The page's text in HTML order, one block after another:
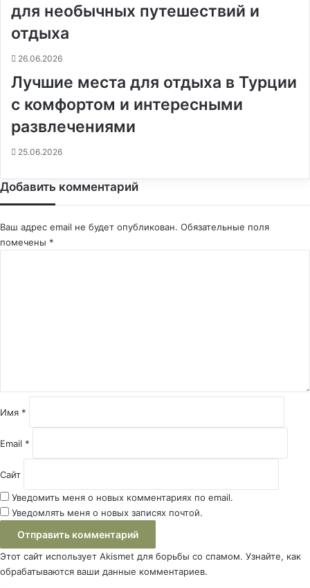
для необычных путешествий и
отдыха
26.06.2026
Лучшие места для отдыха в Турции
с комфортом и интересными
развлечениями
25.06.2026
Добавить комментарий
Ваш адрес email не будет опубликован. Обязательные поля
помечены *
и
й
Имя *
Email *
Сайт
Уведомить меня о новых комментариях по email.
Уведомлять меня о новых записях почтой.
Этот сайт использует Akismet для борьбы со спамом. Узнайте, как
обрабатываются ваши данные комментариев.